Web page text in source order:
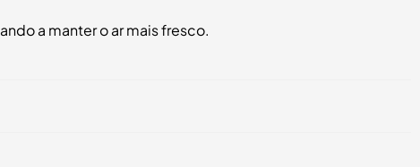
a manter o ar mais fresco.